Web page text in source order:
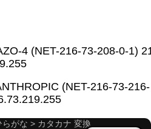
4 (NET-216-73-208-0-1)
(NET-216-73-216-
ル
拼音(ピンイン)フォント形
らがな > カタカナ 変換